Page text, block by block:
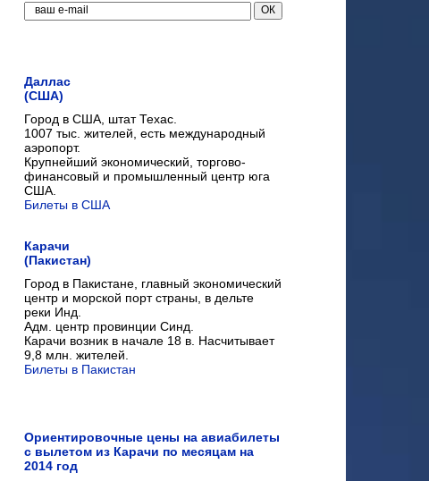
Даллас
(США)
Город в США, штат Техас.
1007 тыс. жителей, есть международный
аэропорт.
Крупнейший экономический, торгово-
финансовый и промышленный центр юга
США.
Билеты в США
Карачи
(Пакистан)
Город в Пакистане, главный экономический
центр и морской порт страны, в дельте
реки Инд.
Адм. центр провинции Синд.
Карачи возник в начале 18 в. Насчитывает
9,8 млн. жителей.
Билеты в Пакистан
Ориентировочные цены на авиабилеты
с вылетом из Карачи по месяцам на
2014 год